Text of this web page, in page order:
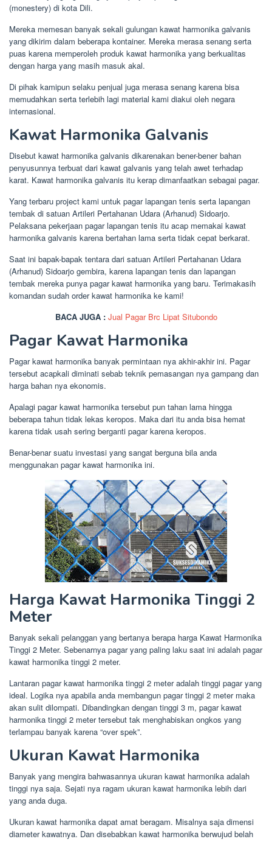
(monestery) di kota Dili.
Mereka memesan banyak sekali gulungan kawat harmonika galvanis
yang dikirim dalam beberapa kontainer. Mereka merasa senang serta
puas karena memperoleh produk kawat harmonika yang berkualitas
dengan harga yang masih masuk akal.
Di pihak kamipun selaku penjual juga merasa senang karena bisa
memudahkan serta terlebih lagi material kami diakui oleh negara
internasional.
Kawat Harmonika Galvanis
Disebut kawat harmonika galvanis dikarenakan bener-bener bahan
penyusunnya terbuat dari kawat galvanis yang telah awet terhadap
karat. Kawat harmonika galvanis itu kerap dimanfaatkan sebagai pagar.
Yang terbaru project kami untuk pagar lapangan tenis serta lapangan
tembak di satuan Artileri Pertahanan Udara (Arhanud) Sidoarjo.
Pelaksana pekerjaan pagar lapangan tenis itu acap memakai kawat
harmonika galvanis karena bertahan lama serta tidak cepat berkarat.
Saat ini bapak-bapak tentara dari satuan Artileri Pertahanan Udara
(Arhanud) Sidoarjo gembira, karena lapangan tenis dan lapangan
tembak mereka punya pagar kawat harmonika yang baru. Terimakasih
komandan sudah order kawat harmonika ke kami!
BACA JUGA : Jual Pagar Brc Lipat Situbondo
Pagar Kawat Harmonika
Pagar kawat harmonika banyak permintaan nya akhir-akhir ini. Pagar
tersebut acapkali diminati sebab teknik pemasangan nya gampang dan
harga bahan nya ekonomis.
Apalagi pagar kawat harmonika tersebut pun tahan lama hingga
beberapa tahun tidak lekas keropos. Maka dari itu anda bisa hemat
karena tidak usah sering berganti pagar karena keropos.
Benar-benar suatu investasi yang sangat berguna bila anda
menggunakan pagar kawat harmonika ini.
Harga Kawat Harmonika Tinggi 2
Meter
Banyak sekali pelanggan yang bertanya berapa harga Kawat Harmonika
Tinggi 2 Meter. Sebenarnya pagar yang paling laku saat ini adalah pagar
kawat harmonika tinggi 2 meter.
Lantaran pagar kawat harmonika tinggi 2 meter adalah tinggi pagar yang
ideal. Logika nya apabila anda membangun pagar tinggi 2 meter maka
akan sulit dilompati. Dibandingkan dengan tinggi 3 m, pagar kawat
harmonika tinggi 2 meter tersebut tak menghabiskan ongkos yang
terlampau banyak karena “over spek”.
Ukuran Kawat Harmonika
Banyak yang mengira bahwasannya ukuran kawat harmonika adalah
tinggi nya saja. Sejati nya ragam ukuran kawat harmonika lebih dari
yang anda duga.
Ukuran kawat harmonika dapat amat beragam. Misalnya saja dimensi
diameter kawatnya. Dan disebabkan kawat harmonika berwujud belah